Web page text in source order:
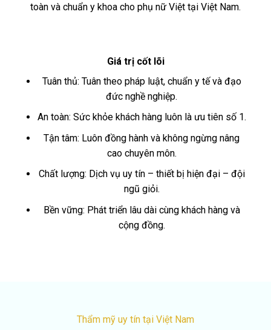
toàn và chuẩn y khoa cho phụ nữ Việt tại Việt Nam.
Giá trị cốt lõi
Tuân thủ: Tuân theo pháp luật, chuẩn y tế và đạo
đức nghề nghiệp.
An toàn: Sức khỏe khách hàng luôn là ưu tiên số 1.
Tận tâm: Luôn đồng hành và không ngừng nâng
cao chuyên môn.
Chất lượng: Dịch vụ uy tín – thiết bị hiện đại – đội
ngũ giỏi.
Bền vững: Phát triển lâu dài cùng khách hàng và
cộng đồng.
Thẩm mỹ uy tín tại Việt Nam